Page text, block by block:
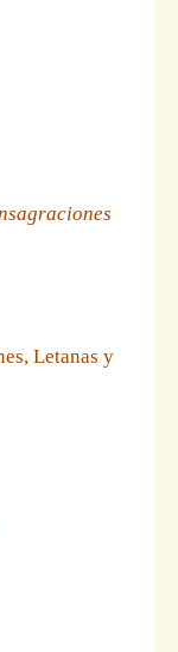
Letanas y